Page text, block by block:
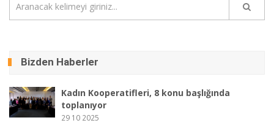
Bizden Haberler
Kadın Kooperatifleri, 8 konu başlığında
toplanıyor
29 10 2025